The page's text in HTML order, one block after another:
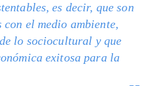
es decir, que son
con el medio ambiente,
lo sociocultural y que
exitosa para la